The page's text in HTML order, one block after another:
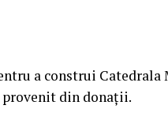
a construi
provenit din donaţii.